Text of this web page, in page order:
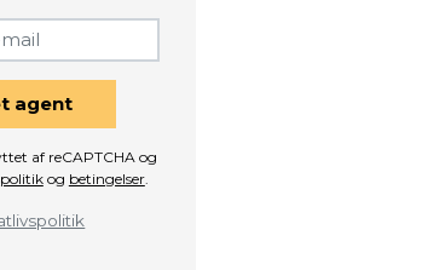
agent
af reCAPTCHA og
og betingelser.